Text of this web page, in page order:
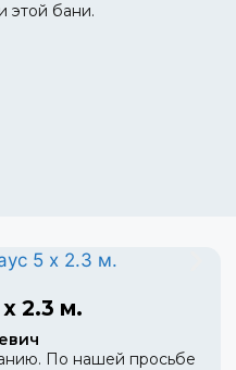
этой бани.
2.3 м.
По нашей просьбе